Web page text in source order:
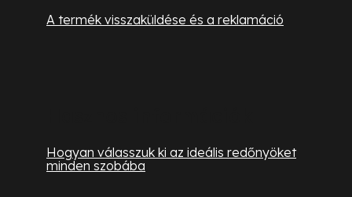
A termék visszaküldése és a reklamáció
Hogyan válasszuk ki az ideális redőnyöket
minden szobába